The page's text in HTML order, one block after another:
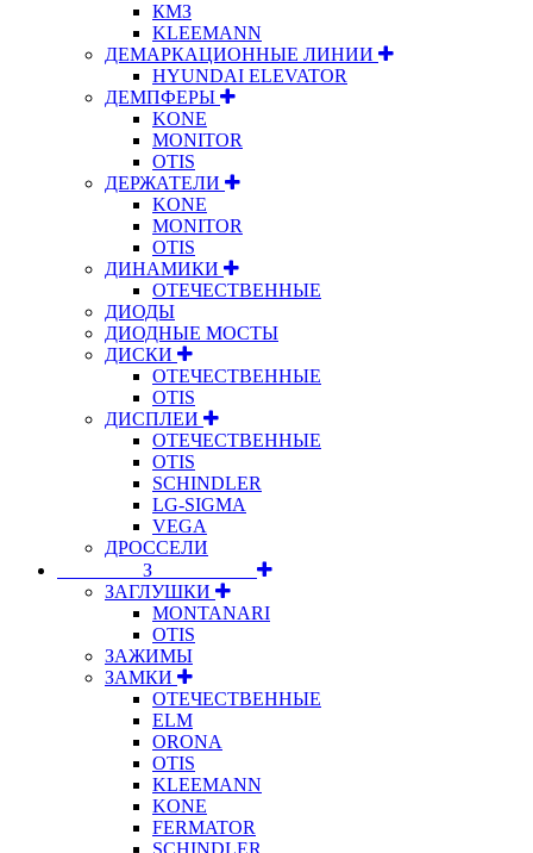
КМЗ
KLEEMANN
ДЕМАРКАЦИОННЫЕ ЛИНИИ
HYUNDAI ELEVATOR
ДЕМПФЕРЫ
KONE
MONITOR
OTIS
ДЕРЖАТЕЛИ
KONE
MONITOR
OTIS
ДИНАМИКИ
ОТЕЧЕСТВЕННЫЕ
ДИОДЫ
ДИОДНЫЕ МОСТЫ
ДИСКИ
ОТЕЧЕСТВЕННЫЕ
OTIS
ДИСПЛЕИ
ОТЕЧЕСТВЕННЫЕ
OTIS
SCHINDLER
LG-SIGMA
VEGA
ДРОССЕЛИ
⠀⠀⠀⠀⠀⠀З⠀⠀⠀⠀⠀⠀⠀
ЗАГЛУШКИ
MONTANARI
OTIS
ЗАЖИМЫ
ЗАМКИ
ОТЕЧЕСТВЕННЫЕ
ELM
ORONA
OTIS
KLEEMANN
KONE
FERMATOR
SCHINDLER